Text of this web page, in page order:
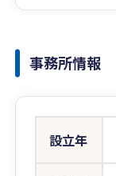
事務所情報
設立年